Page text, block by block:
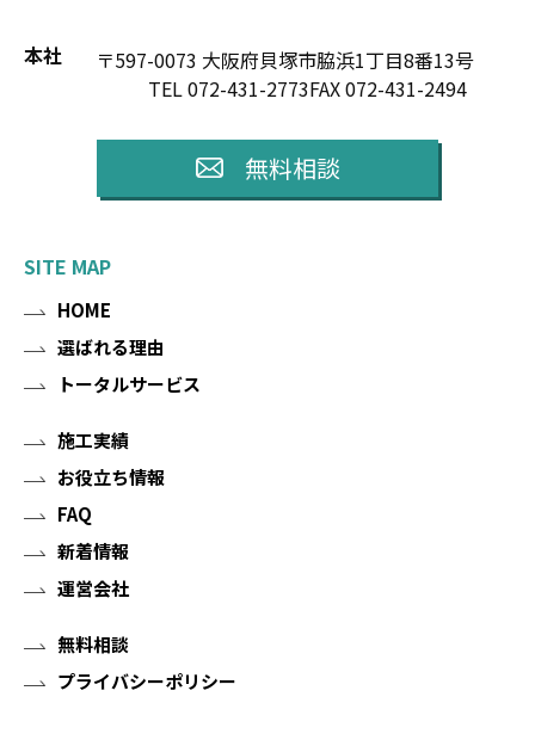
本社
〒597-0073 大阪府貝塚市脇浜1丁目8番13号
TEL 072-431-2773FAX 072-431-2494
無料相談
SITE MAP
HOME
選ばれる理由
トータルサービス
施工実績
お役立ち情報
FAQ
新着情報
運営会社
無料相談
プライバシーポリシー